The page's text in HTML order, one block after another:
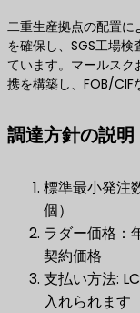
二重生産拠点の配置
を確保し、SGS工場
ています。マールス
携を構築し、FOB/CIF
調達方針の説明
標準最小発注
個）
ラダー価格：
契約価格
支払い方法:
入れられます